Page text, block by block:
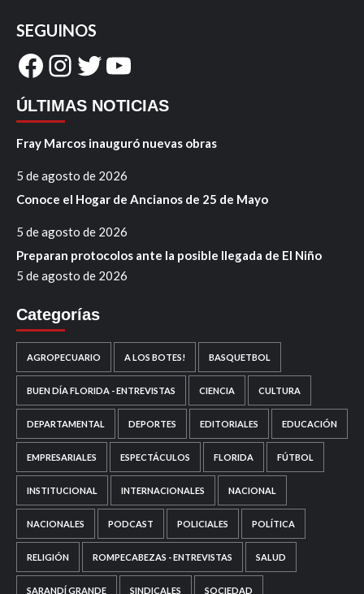
SEGUINOS
Facebook
Instagram
Twitter
YouTube
ÚLTIMAS NOTICIAS
Fray Marcos inauguró nuevas obras
5 de agosto de 2026
Conoce el Hogar de Ancianos de 25 de Mayo
5 de agosto de 2026
Preparan protocolos ante la posible llegada de El Niño
5 de agosto de 2026
Categorías
AGROPECUARIO A LOS BOTES! BASQUETBOL
BUEN DÍA FLORIDA - ENTREVISTAS CIENCIA CULTURA
DEPARTAMENTAL DEPORTES EDITORIALES EDUCACIÓN
EMPRESARIALES ESPECTÁCULOS FLORIDA FÚTBOL
INSTITUCIONAL INTERNACIONALES NACIONAL
NACIONALES PODCAST POLICIALES POLÍTICA
RELIGIÓN ROMPECABEZAS - ENTREVISTAS SALUD
SARANDÍ GRANDE SINDICALES SOCIEDAD